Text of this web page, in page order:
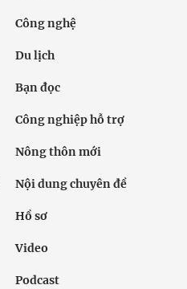
Công nghệ
Du lịch
Bạn đọc
Công nghiệp hỗ trợ
Nông thôn mới
Nội dung chuyên đề
Hồ sơ
Video
Podcast